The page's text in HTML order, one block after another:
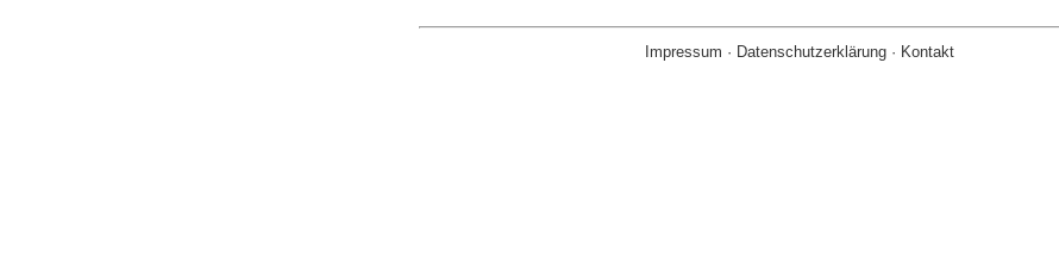
Impressum · Datenschutzerklärung · Kontakt